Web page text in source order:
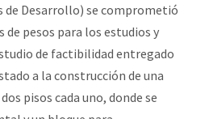
de Desarrollo) se comprometió
pesos para los estudios y
de factibilidad entregado
a la construcción de una
pisos cada uno, donde se